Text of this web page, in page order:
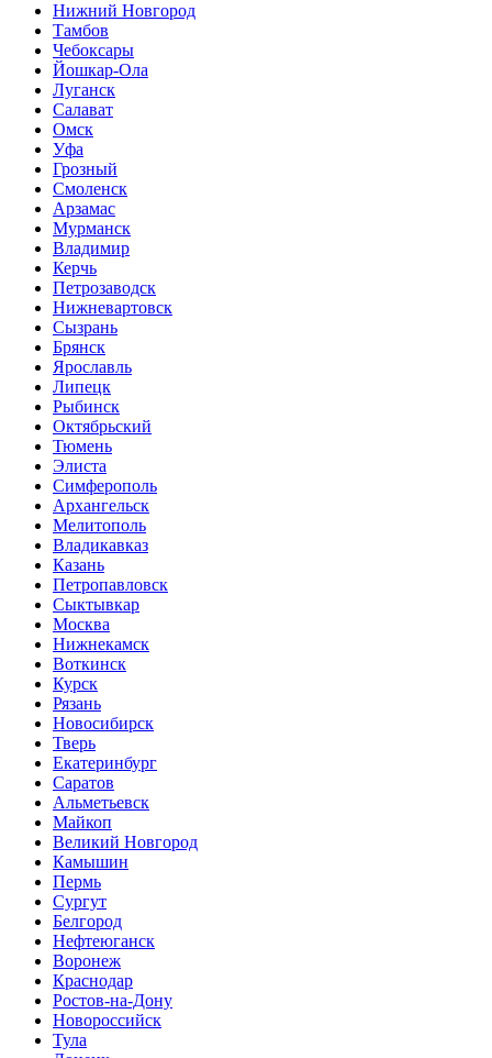
Нижний Новгород
Тамбов
Чебоксары
Йошкар-Ола
Луганск
Салават
Омск
Уфа
Грозный
Смоленск
Арзамас
Мурманск
Владимир
Керчь
Петрозаводск
Нижневартовск
Сызрань
Брянск
Ярославль
Липецк
Рыбинск
Октябрьский
Тюмень
Элиста
Симферополь
Архангельск
Мелитополь
Владикавказ
Казань
Петропавловск
Сыктывкар
Москва
Нижнекамск
Воткинск
Курск
Рязань
Новосибирск
Тверь
Екатеринбург
Саратов
Альметьевск
Майкоп
Великий Новгород
Камышин
Пермь
Сургут
Белгород
Нефтеюганск
Воронеж
Краснодар
Ростов-на-Дону
Новороссийск
Тула